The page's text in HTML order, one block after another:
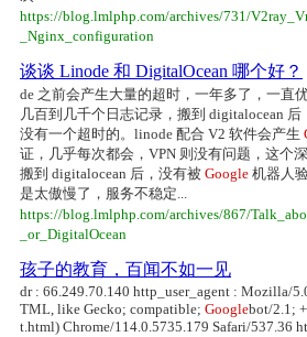
https://blog.lmlphp.com/archives/731/
_Nginx_configuration
谈谈 Linode 和 DigitalOcean 哪个好？
de 之前会产生大量的超时，一年多了，一直
几百到几千个日志记录，搬到 digitalocean
没有一个超时的。linode 配合 V2 软件会产生
证，几乎每次都会，VPN 则没有问题，这个
搬到 digitalocean 后，没有被 Google 机器人
是太傲慢了，服务不稳定...
https://blog.lmlphp.com/archives/867/
_or_DigitalOcean
孩子的教育，百闻不如一见
dr : 66.249.70.140 http_user_agent : Mozilla/
TML, like Gecko; compatible; Googlebot/2.1;
t.html) Chrome/114.0.5735.179 Safari/537.36